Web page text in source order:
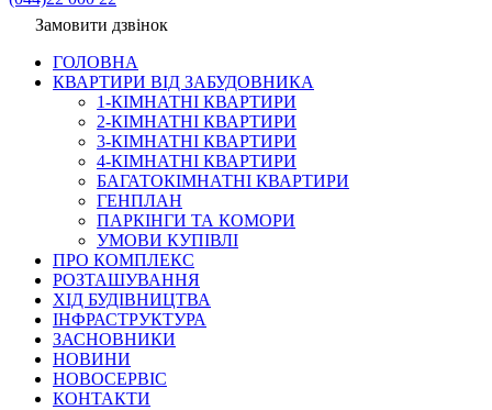
Замовити дзвінок
ГОЛОВНА
КВАРТИРИ ВІД ЗАБУДОВНИКА
1-КІМНАТНІ КВАРТИРИ
2-КІМНАТНІ КВАРТИРИ
3-КІМНАТНІ КВАРТИРИ
4-КІМНАТНІ КВАРТИРИ
БАГАТОКІМНАТНІ КВАРТИРИ
ГЕНПЛАН
ПАРКІНГИ ТА КОМОРИ
УМОВИ КУПІВЛІ
ПРО КОМПЛЕКС
РОЗТАШУВАННЯ
ХІД БУДІВНИЦТВА
ІНФРАСТРУКТУРА
ЗАСНОВНИКИ
НОВИНИ
НОВОСЕРВІС
КОНТАКТИ